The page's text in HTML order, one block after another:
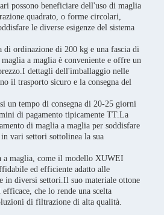
possono beneficiare dell'uso di maglia
o forme circolari,
le diverse esigenze del sistema
di ordinazione di 200 kg e una fascia di
a maglia è conveniente e offre un
dettagli dell'imballaggio nelle
il trasporto sicuro e la consegna del
un tempo di consegna di 20-25 giorni
di pagamento tipicamente TT.La
di maglia a maglia per soddisfare
vari settori sottolinea la sua
a maglia, come il modello XUWEI
ed efficiente adatto alle
in diversi settori.Il suo materiale ottone
che lo rende una scelta
di filtrazione di alta qualità.